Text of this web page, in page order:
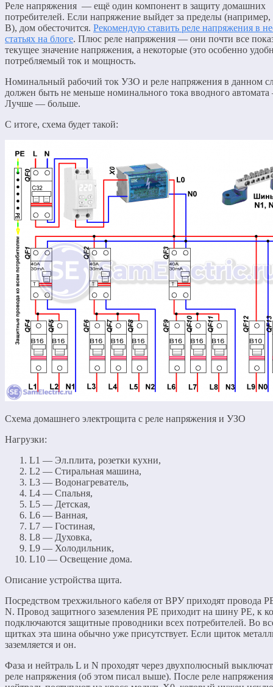
Реле напряжения — ещё один компонент в защиту домашних
потребителей. Если напряжение выйдет за пределы
В), дом обесточится. Рекомендую ставить реле напряжения в
статьях на блоге. Плюс реле напряжения — они почти все
текущее значение напряжения, а некоторые (это особенно
потребляемый ток и мощность.
Номинальный рабочий ток УЗО и реле напряжения в данном
должен быть не меньше номинального тока вводного
Лучше — больше.
С итоге, схема будет такой:
Схема домашнего электрощита с реле напряжения и УЗО
Нагрузки:
L1 — Эл.плита, розетки кухни,
L2 — Стиральная машина,
L3 — Водонагреватель,
L4 — Спальня,
L5 — Детская,
L6 — Ванная,
L7 — Гостиная,
L8 — Духовка,
L9 — Холодильник,
L10 — Освещение дома.
Описание устройства щита.
Посредством трехжильного кабеля от ВРУ приходят провода
N. Провод защитного заземления РЕ приходит на шину РЕ, к
подключаются защитные проводники всех потребителей. Во
щитках эта шина обычно уже присутствует. Если щиток
заземляется и он.
Фаза и нейтраль L и N проходят через двухполюсный
реле напряжения (об этом писал выше). После реле